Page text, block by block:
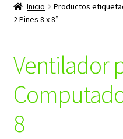
productos
Inicio
Productos
2 Pines 8 x 8”
Ventilador
8